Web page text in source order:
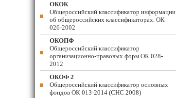
ОКОК
Общероссийский классификатор информации
об общероссийских классификаторах. ОК
026-2002
ОКОПФ
Общероссийский классификатор
организационно-правовых форм ОК 028-
2012
ОКОФ 2
Общероссийский классификатор основных
фондов ОК 013-2014 (СНС 2008)